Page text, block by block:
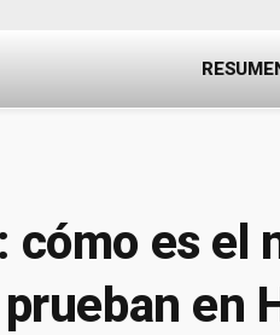
cómo es el
en